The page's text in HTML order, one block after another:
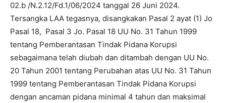
02.b /N.2.12/Fd.1/06/2024 tanggal 26 Juni 2024.
Tersangka LAA tegasnya, disangkakan Pasal 2 ayat (1) Jo
Pasal 18, Pasal 3 Jo. Pasal 18 UU No. 31 Tahun 1999
tentang Pemberantasan Tindak Pidana Korupsi
sebagaimana telah diubah dan ditambah dengan UU No.
20 Tahun 2001 tentang Perubahan atas UU No. 31 Tahun
1999 tentang Pemberantasan Tindak Pidana Korupsi
dengan ancaman pidana minimal 4 tahun dan maksimal